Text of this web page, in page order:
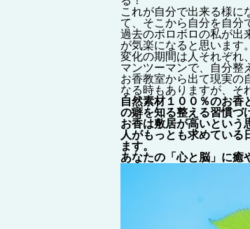
これが自分で出来る様に
て、そこから自分を自分
過去のボロボロの私が出
が気楽になると思います。
変化の期間は人それぞれ
マンツーマンで、自分整
お香教室から出て現実の
なる時もありますが、そ
自然素材１００％のお香
の癖を知る整える習慣づ
お香は敷居が高いという
人がもっとも求めている
ます。
あなたの「心と脳」に癒